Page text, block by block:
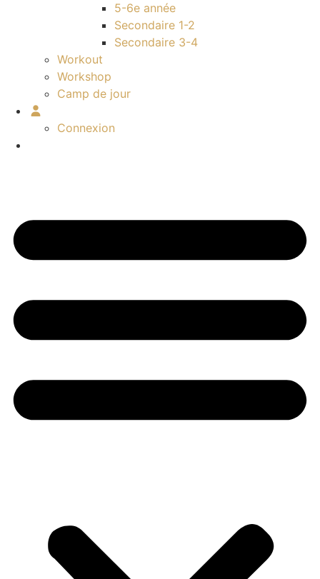
5-6e année
Secondaire 1-2
Secondaire 3-4
Workout
Workshop
Camp de jour
Connexion